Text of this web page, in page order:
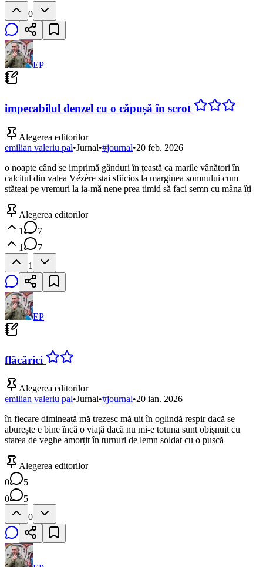
0
EP
impecabilul denzel cu o căpușă în scrot
Alegerea editorilor
emilian valeriu pal•Jurnal•#journal•20 feb. 2026
o noapte când se imprimă gânduri în țeastă ca marile vânători în
calcitul din valea Vézère stai sfiicios la marginea somnului cum
stăteai pe vremuri la ia-mă nene prea timid să faci semn cu mâna îți
Alegerea editorilor
1
7
1
7
1
EP
flăcărici
Alegerea editorilor
emilian valeriu pal•Jurnal•#journal•20 ian. 2026
în fiecare dimineață mă trezesc mă uit în oglindă respir dacă se
aburește e bine încă o viață dacă nu mi-e totuna sunt obișnuit cu
starea de veghe amorțit în turnuri de lemn soldat cu o pușcă
Alegerea editorilor
0
5
0
5
0